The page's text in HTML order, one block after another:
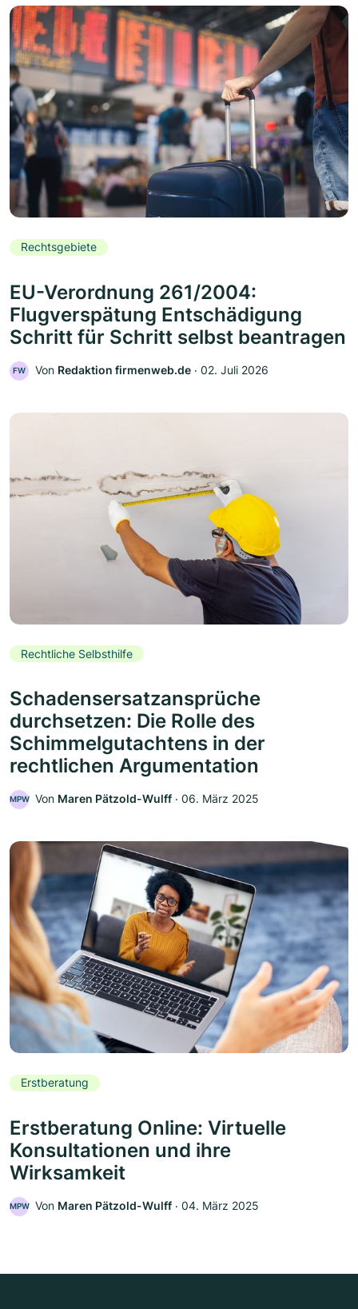
Rechtsgebiete
EU-Verordnung 261/2004:
Flugverspätung Entschädigung
Schritt für Schritt selbst beantragen
FW Von Redaktion firmenweb.de ‧ 02. Juli 2026
Rechtliche Selbsthilfe
Schadensersatzansprüche
durchsetzen: Die Rolle des
Schimmelgutachtens in der
rechtlichen Argumentation
MPW Von Maren Pätzold-Wulff ‧ 06. März 2025
Erstberatung
Erstberatung Online: Virtuelle
Konsultationen und ihre
Wirksamkeit
MPW Von Maren Pätzold-Wulff ‧ 04. März 2025